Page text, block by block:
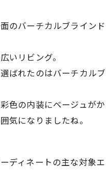
のバーチカルブラインド
いリビング。
ばれたのはバーチカルブ
色の内装にベージュが
気になりましたね。
ディネートの主な対象